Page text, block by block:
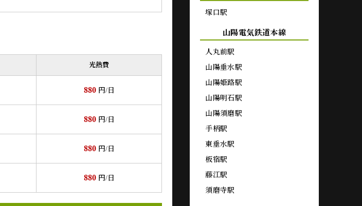
光熱費
880 円/日
880 円/日
880 円/日
880 円/日
塚口駅
山陽電気鉄道本線
人丸前駅
山陽垂水駅
山陽姫路駅
山陽明石駅
山陽須磨駅
手柄駅
東垂水駅
板宿駅
藤江駅
須磨寺駅